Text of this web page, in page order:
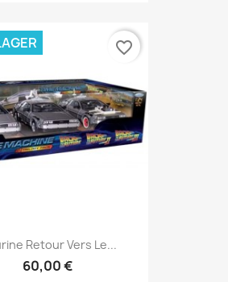
Retour Vers Le...
60,00 €
favorite_border